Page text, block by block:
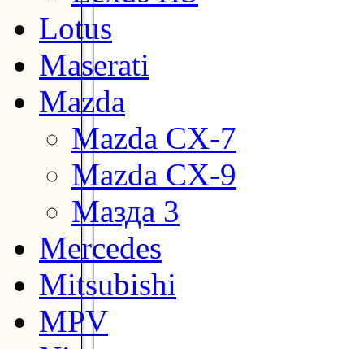
Lotus
Maserati
Mazda
Mazda CX-7
Mazda CX-9
Мазда 3
Mercedes
Mitsubishi
MPV